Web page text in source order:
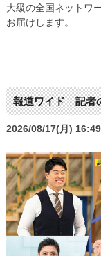
大級の全国ネットワ
お届けします。
報道ワイド 記者
2026/08/17(月)